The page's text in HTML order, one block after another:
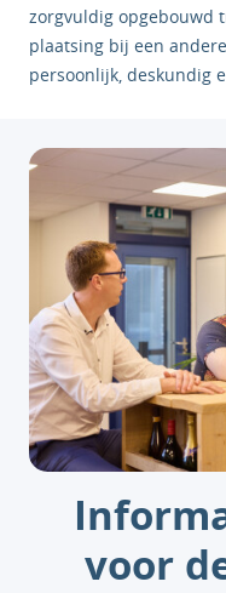
zorgvuldig opgebouwd
plaatsing bij een
persoonlijk, deskundig
voor